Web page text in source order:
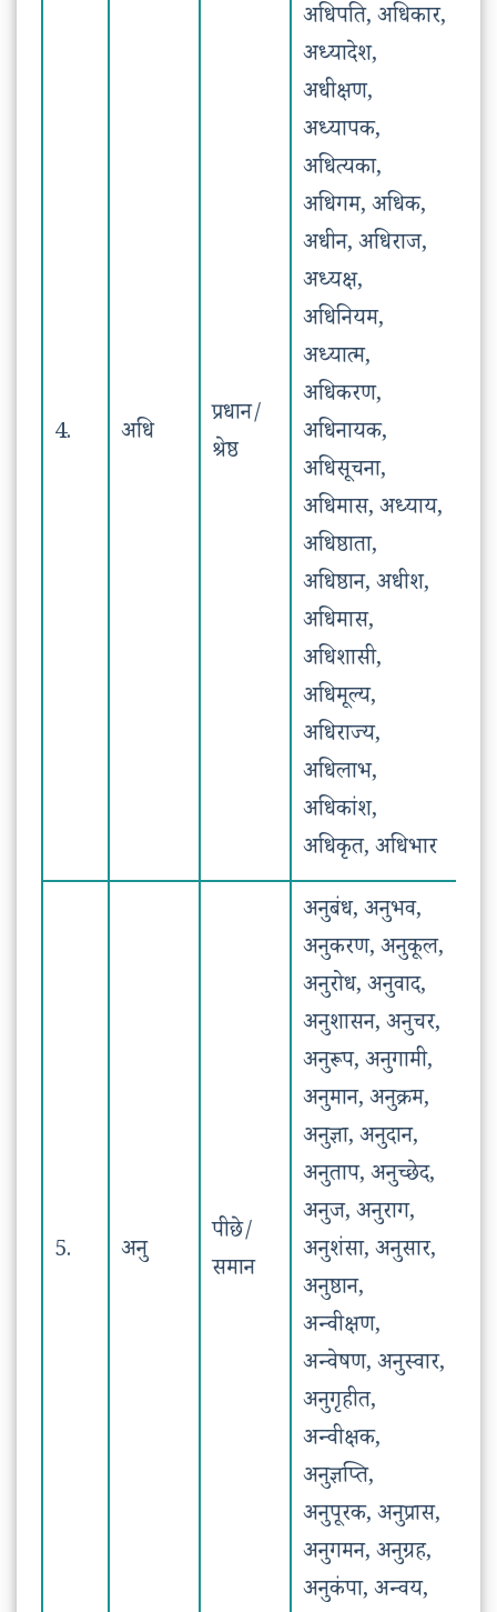
4. अधि
प्रधान/
श्रेष्ठ
अधिपति, अधिकार,
अध्यादेश,
अधीक्षण,
अध्यापक,
अधित्यका,
अधिगम, अधिक,
अधीन, अधिराज,
अध्यक्ष,
अधिनियम,
अध्यात्म,
अधिकरण,
अधिनायक,
अधिसूचना,
अधिमास, अध्याय,
अधिष्ठाता,
अधिष्ठान, अधीश,
अधिमास,
अधिशासी,
अधिमूल्य,
अधिराज्य,
अधिलाभ,
अधिकांश,
अधिकृत, अधिभार
5. अनु
पीछे/
समान
अनुबंध, अनुभव,
अनुकरण, अनुकूल,
अनुरोध, अनुवाद,
अनुशासन, अनुचर,
अनुरूप, अनुगामी,
अनुमान, अनुक्रम,
अनुज्ञा, अनुदान,
अनुताप, अनुच्छेद,
अनुज, अनुराग,
अनुशंसा, अनुसार,
अनुष्ठान,
अन्वीक्षण,
अन्वेषण, अनुस्वार,
अनुगृहीत,
अन्वीक्षक,
अनुज्ञप्ति,
अनुपूरक, अनुप्रास,
अनुगमन, अनुग्रह,
अनुकंपा, अन्वय,